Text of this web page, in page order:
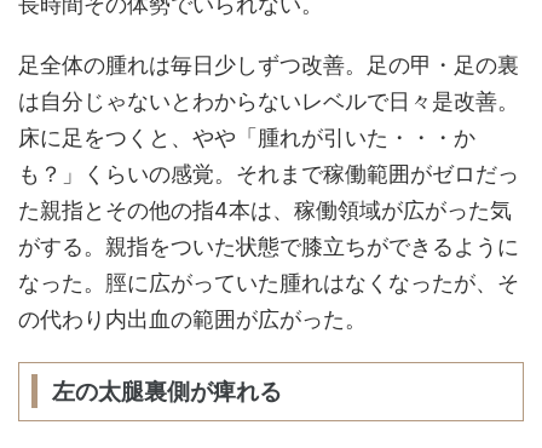
足全体の腫れは毎日少しずつ改善。足の甲・足の裏
は自分じゃないとわからないレベルで日々是改善。
床に足をつくと、やや「腫れが引いた・・・か
も？」くらいの感覚。それまで稼働範囲がゼロだっ
た親指とその他の指4本は、稼働領域が広がった気
がする。親指をついた状態で膝立ちができるように
なった。脛に広がっていた腫れはなくなったが、そ
の代わり内出血の範囲が広がった。
左の太腿裏側が痺れる